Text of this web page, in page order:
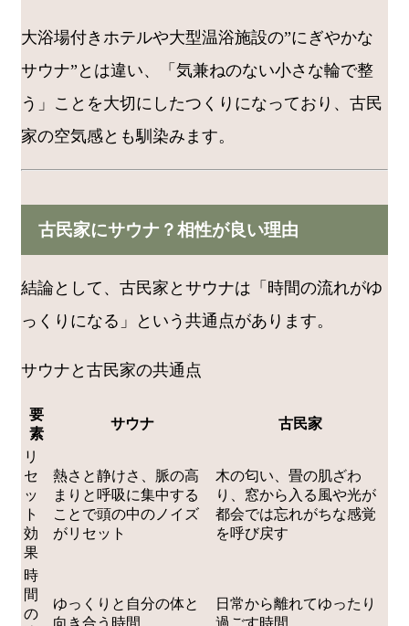
大浴場付きホテルや大型温浴施設の”にぎやかな
サウナ”とは違い、「気兼ねのない小さな輪で整
う」ことを大切にしたつくりになっており、古民
家の空気感とも馴染みます。
古民家にサウナ？相性が良い理由
結論として、古民家とサウナは「時間の流れがゆ
っくりになる」という共通点があります。
サウナと古民家の共通点
要
素
サウナ 古民家
リ
セ
ッ
ト
効
果
熱さと静けさ、脈の高
まりと呼吸に集中する
ことで頭の中のノイズ
がリセット
木の匂い、畳の肌ざわ
り、窓から入る風や光が
都会では忘れがちな感覚
を呼び戻す
時
間
の
ゆっくりと自分の体と
日常から離れてゆったり